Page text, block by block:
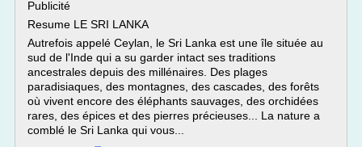
Publicité
Resume LE SRI LANKA
Autrefois appelé Ceylan, le Sri Lanka est une île située au
sud de l'Inde qui a su garder intact ses traditions
ancestrales depuis des millénaires. Des plages
paradisiaques, des montagnes, des cascades, des forêts
où vivent encore des éléphants sauvages, des orchidées
rares, des épices et des pierres précieuses... La nature a
comblé le Sri Lanka qui vous...